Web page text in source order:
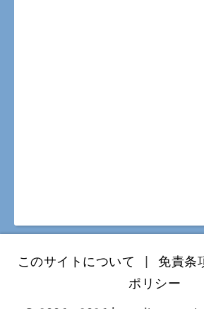
このサイトについて | 免責条
ポリシー